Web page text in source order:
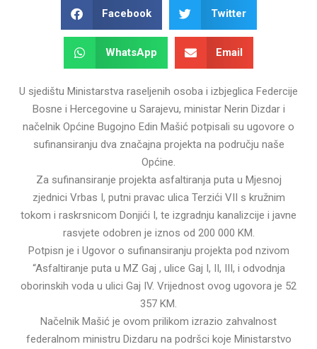
Facebook Twitter
WhatsApp Email
U sjedištu Ministarstva raseljenih osoba i izbjeglica Federcije
Bosne i Hercegovine u Sarajevu, ministar Nerin Dizdar i
načelnik Općine Bugojno Edin Mašić potpisali su ugovore o
sufinansiranju dva značajna projekta na području naše
Općine.
Za sufinansiranje projekta asfaltiranja puta u Mjesnoj
zjednici Vrbas I, putni pravac ulica Terzići VII s kružnim
tokom i raskrsnicom Donjići I, te izgradnju kanalizcije i javne
rasvjete odobren je iznos od 200 000 KM.
Potpisn je i Ugovor o sufinansiranju projekta pod nzivom
“Asfaltiranje puta u MZ Gaj , ulice Gaj I, II, III, i odvodnja
oborinskih voda u ulici Gaj IV. Vrijednost ovog ugovora je 52
357 KM.
Načelnik Mašić je ovom prilikom izrazio zahvalnost
federalnom ministru Dizdaru na podršci koje Ministarstvo